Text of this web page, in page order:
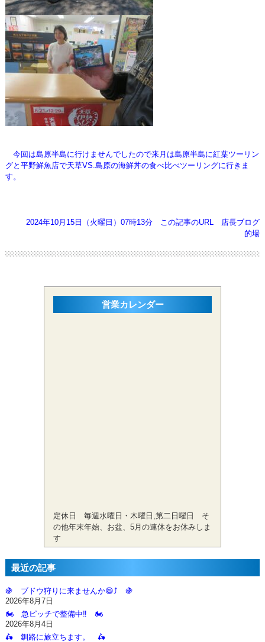
今回は島原半島に行けませんでしたので来月は島原半島に紅葉ツーリン
グと平野鮮魚店で天草VS.島原の海鮮丼の食べ比べツーリングに行きま
す。
2024年10月15日（火曜日）07時13分 この記事のURL
店長ブログ
的場
営業カレンダー
定休日 毎週水曜日・木曜日,第二日曜日 そ
の他年末年始、お盆、5月の連休をお休みしま
す
最近の記事
🍇 ブドウ狩りに来ませんか😄⤴️ 🍇
2026年8月7日
🏍️ 急ピッチで整備中‼️ 🏍️
2026年8月4日
🛵 釧路に旅立ちます。 🛵